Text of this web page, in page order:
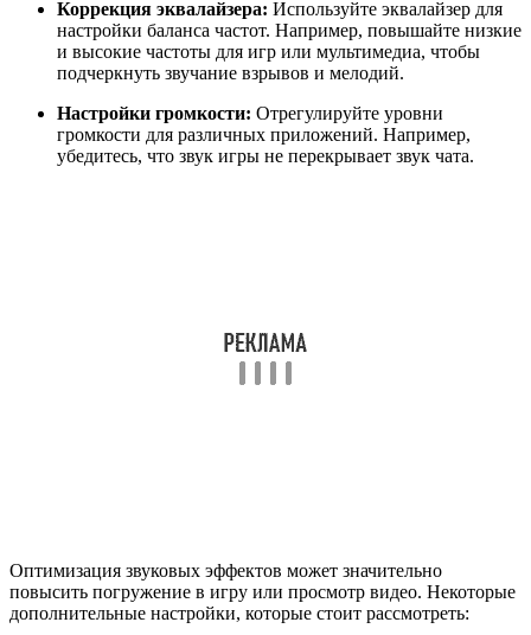
Коррекция эквалайзера: Используйте эквалайзер для
настройки баланса частот. Например, повышайте низкие
и высокие частоты для игр или мультимедиа, чтобы
подчеркнуть звучание взрывов и мелодий.
Настройки громкости: Отрегулируйте уровни
громкости для различных приложений. Например,
убедитесь, что звук игры не перекрывает звук чата.
Оптимизация звуковых эффектов может значительно
повысить погружение в игру или просмотр видео. Некоторые
дополнительные настройки, которые стоит рассмотреть: